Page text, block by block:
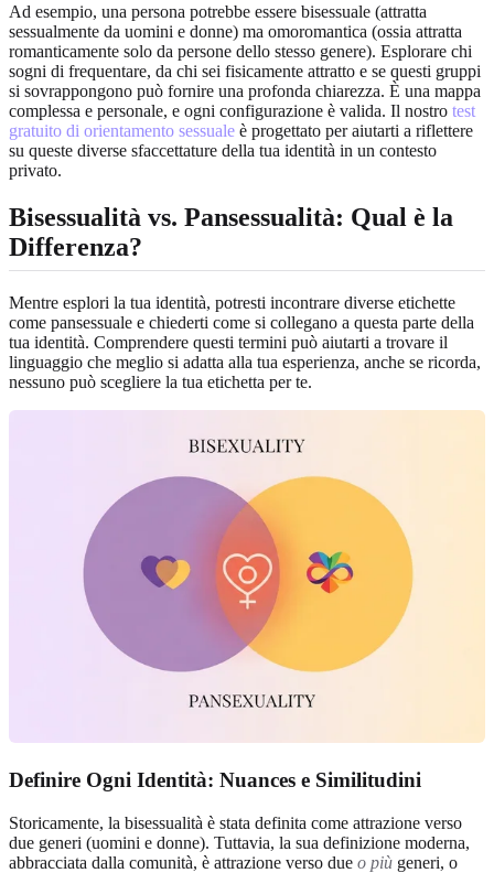
Ad esempio, una persona potrebbe essere bisessuale (attratta
sessualmente da uomini e donne) ma omoromantica (ossia attratta
romanticamente solo da persone dello stesso genere). Esplorare chi
sogni di frequentare, da chi sei fisicamente attratto e se questi gruppi
si sovrappongono può fornire una profonda chiarezza. È una mappa
complessa e personale, e ogni configurazione è valida. Il nostro test
gratuito di orientamento sessuale è progettato per aiutarti a riflettere
su queste diverse sfaccettature della tua identità in un contesto
privato.
Bisessualità vs. Pansessualità: Qual è la
Differenza?
Mentre esplori la tua identità, potresti incontrare diverse etichette
come pansessuale e chiederti come si collegano a questa parte della
tua identità. Comprendere questi termini può aiutarti a trovare il
linguaggio che meglio si adatta alla tua esperienza, anche se ricorda,
nessuno può scegliere la tua etichetta per te.
Definire Ogni Identità: Nuances e Similitudini
Storicamente, la bisessualità è stata definita come attrazione verso
due generi (uomini e donne). Tuttavia, la sua definizione moderna,
abbracciata dalla comunità, è attrazione verso due o più generi, o